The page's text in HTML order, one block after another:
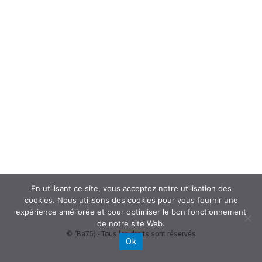
© (Ba75) - Tous les droits sont réservés
En utilisant ce site, vous acceptez notre utilisation des
cookies. Nous utilisons des cookies pour vous fournir une
expérience améliorée et pour optimiser le bon fonctionnement
de notre site Web.
Ok